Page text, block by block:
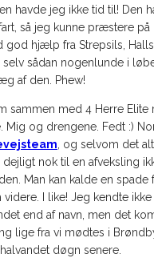
havde jeg ikke tid til! Den
så jeg kunne præstere på
god hjælp fra Strepsils,
sådan nogenlunde i
af den. Phew!
sammen med 4 Herre Elite
Mig og drengene. Fedt :)
, og selvom det
nok til en afveksling
Man kan kalde en spade
I like! Jeg kendte
end af navn, men det
lige fra vi mødtes i
døgn senere.